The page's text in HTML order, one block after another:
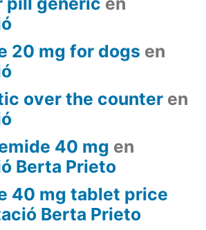
20 mg for dogs en
over the counter en
40 mg en
Berta Prieto
40 mg tablet price
Berta Prieto